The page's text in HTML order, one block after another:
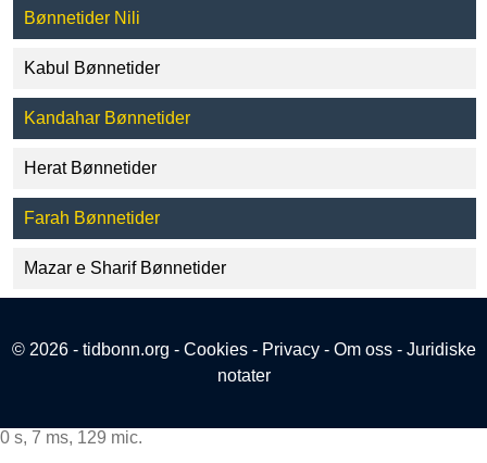
Bønnetider Nili
Kabul Bønnetider
Kandahar Bønnetider
Herat Bønnetider
Farah Bønnetider
Mazar e Sharif Bønnetider
© 2026 - tidbonn.org - Cookies- Privacy- Om oss- Juridiske
notater
0 s, 7 ms, 129 mic.